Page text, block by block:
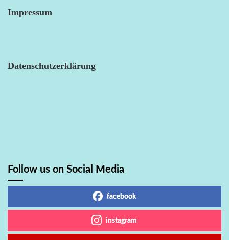
Impressum
Datenschutzerklärung
Follow us on Social Media
facebook
instagram